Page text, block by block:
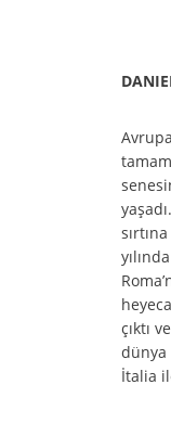
çıktı
dünya
İtalia